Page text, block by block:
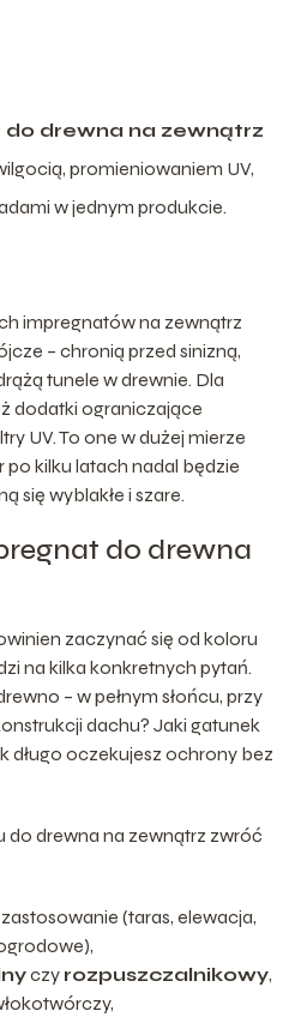
drewna na zewnątrz
promieniowaniem UV,
w jednym produkcie.
impregnatów na zewnątrz
– chronią przed sinizną,
tunele w drewnie. Dla
dodatki ograniczające
UV. To one w dużej mierze
kilku latach nadal będzie
się wyblakłe i szare.
do drewna
zaczynać się od koloru
na kilka konkretnych pytań.
– w pełnym słońcu, przy
dachu? Jaki gatunek
długo oczekujesz ochrony bez
do drewna na zewnątrz zwróć
(taras, elewacja,
czy rozpuszczalnikowy,